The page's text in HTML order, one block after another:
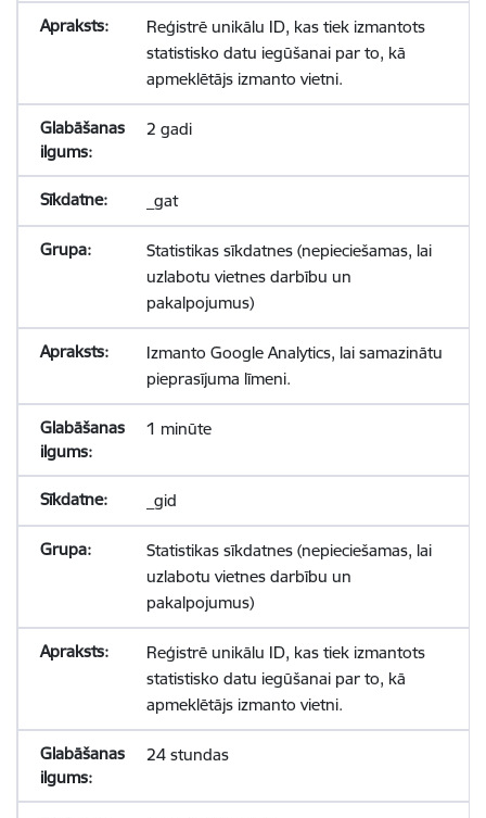
Reģistrē unikālu ID, kas tiek izmantots
statistisko datu iegūšanai par to, kā
apmeklētājs izmanto vietni.
2 gadi
_gat
Statistikas sīkdatnes (nepieciešamas, lai
uzlabotu vietnes darbību un
pakalpojumus)
Izmanto Google Analytics, lai samazinātu
pieprasījuma līmeni.
1 minūte
_gid
Statistikas sīkdatnes (nepieciešamas, lai
uzlabotu vietnes darbību un
pakalpojumus)
Reģistrē unikālu ID, kas tiek izmantots
statistisko datu iegūšanai par to, kā
apmeklētājs izmanto vietni.
24 stundas